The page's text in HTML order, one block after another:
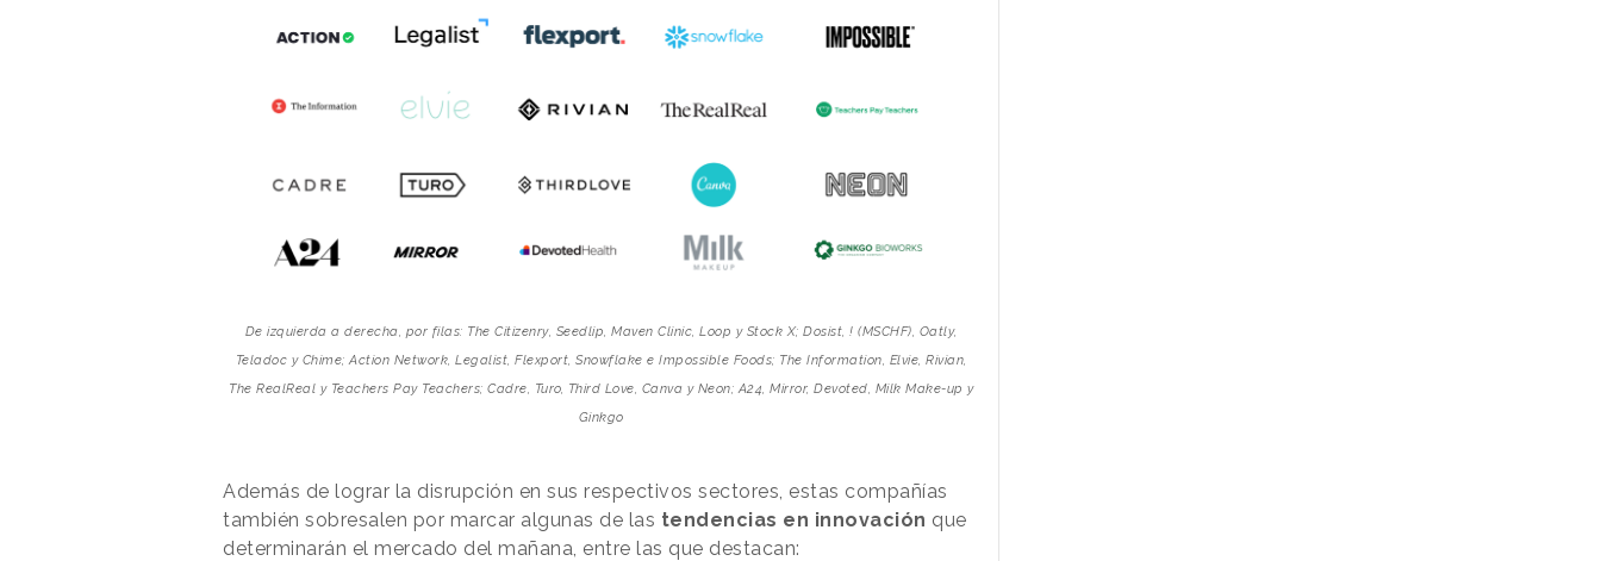
De izquierda a derecha, por filas: The Citizenry, Seedlip, Maven Clinic, Loop y Stock X; Dosist, ! (MSCHF), Oatly,
Teladoc y Chime; Action Network, Legalist, Flexport, Snowflake e Impossible Foods; The Information, Elvie, Rivian,
The RealReal y Teachers Pay Teachers; Cadre, Turo, Third Love, Canva y Neon; A24, Mirror, Devoted, Milk Make-up y
Ginkgo
Además de lograr la disrupción en sus respectivos sectores, estas compañías
también sobresalen por marcar algunas de las tendencias en innovación que
determinarán el mercado del mañana, entre las que destacan: